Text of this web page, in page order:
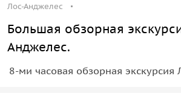
Лос-Анджелес
Большая обзорная
Анджелес.
8-ми часовая обзорная экскурсия